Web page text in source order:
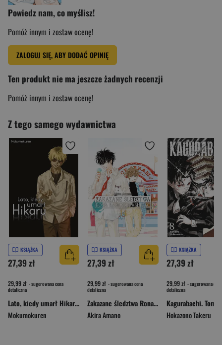
Powiedz nam, co myślisz!
Pomóż innym i zostaw ocenę!
ZALOGUJ SIĘ, ABY DODAĆ OPINIĘ
Ten produkt nie ma jeszcze żadnych recenzji
Pomóż innym i zostaw ocenę!
Z tego samego wydawnictwa
KSIĄŻKA
27,39 zł
29,99 zł - sugerowana cena
detaliczna
Lato, kiedy umarł Hikaru. Tom 7
Mokumokuren
KSIĄŻKA
27,39 zł
29,99 zł - sugerowana cena
detaliczna
Zakazane śledztwa Rona Kamonohashiego. Tom 14
Akira Amano
KSIĄŻKA
27,39 zł
29,99 zł - sugerowana cena
detaliczna
Kagurabachi. Tom 8
Hokazono Takeru